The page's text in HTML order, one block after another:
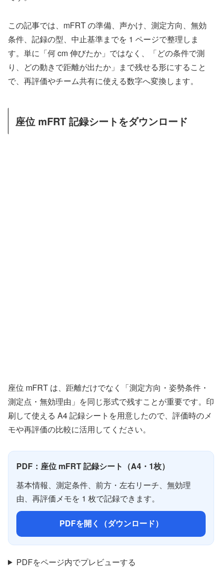
この記事では、mFRT の準備、声かけ、測定方向、無効
条件、記録の型、中止基準までを 1 ページで整理しま
す。単に「何 cm 伸びたか」ではなく、「どの条件で測
り、どの動きで距離が出たか」まで残せる形にすること
で、再評価やチーム共有に使える数字へ変換します。
座位 mFRT 記録シートをダウンロード
座位 mFRT は、距離だけでなく「測定方向・姿勢条件・
測定点・無効理由」を同じ形式で残すことが重要です。印
刷して使える A4 記録シートを用意したので、評価時のメ
モや再評価の比較に活用してください。
PDF：座位 mFRT 記録シート（A4・1枚）
基本情報、測定条件、前方・左右リーチ、無効理
由、再評価メモを 1 枚で記録できます。
PDFを開く（ダウンロード）
PDFをページ内でプレビューする